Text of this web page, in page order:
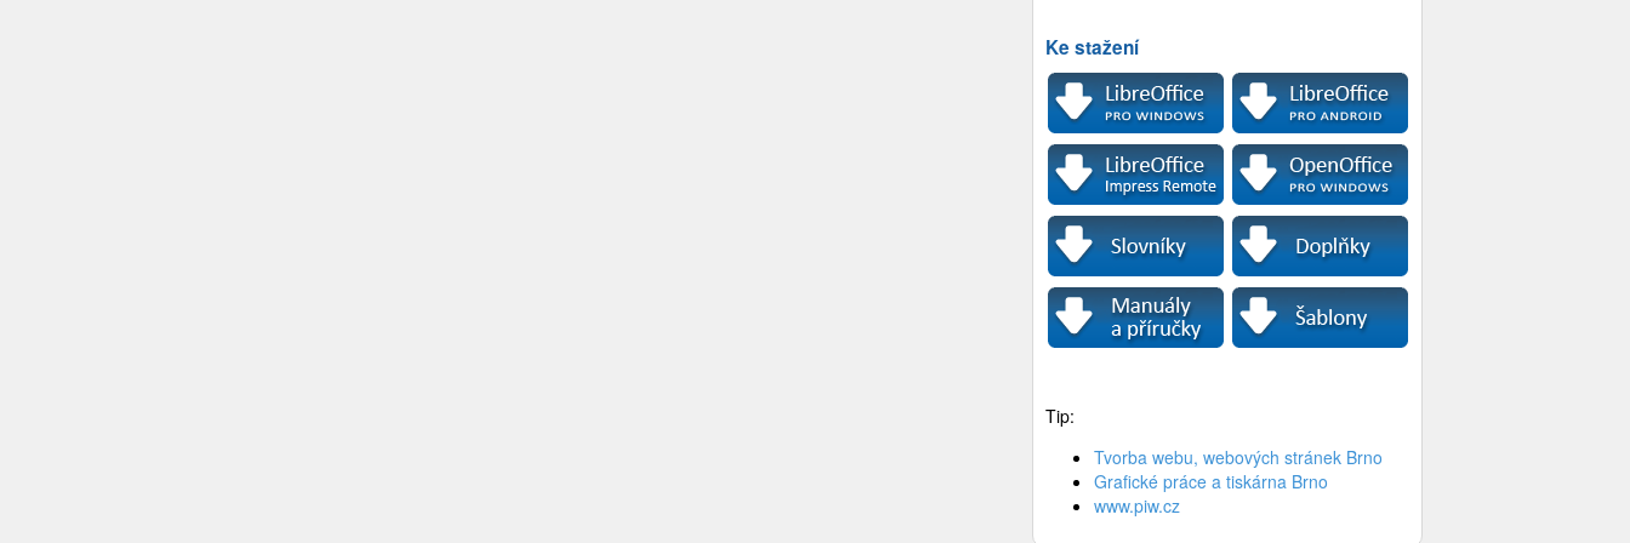
Ke stažení
Tip:
Tvorba webu, webových stránek Brno
Grafické práce a tiskárna Brno
www.piw.cz